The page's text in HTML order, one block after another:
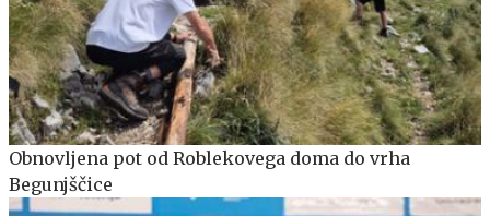
Obnovljena pot od Roblekovega doma do vrha
Begunjščice